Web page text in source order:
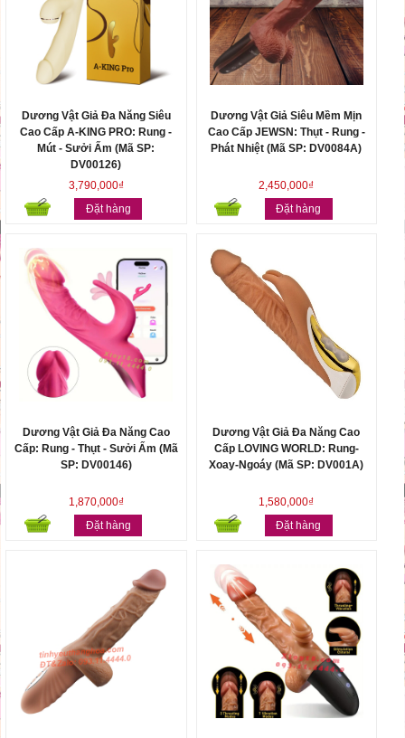
Dương Vật Giả Đa Năng Siêu
Cao Cấp A-KING PRO: Rung -
Mút - Sưởi Ấm (Mã SP:
DV00126)
3,790,000₫
Đặt hàng
Dương Vật Giả Siêu Mềm Mịn
Cao Cấp JEWSN: Thụt - Rung -
Phát Nhiệt (Mã SP: DV0084A)
2,450,000₫
Đặt hàng
Dương Vật Giả Đa Năng Cao
Cấp: Rung - Thụt - Sưởi Ấm (Mã
SP: DV00146)
1,870,000₫
Đặt hàng
Dương Vật Giả Đa Năng Cao
Cấp LOVING WORLD: Rung-
Xoay-Ngoáy (Mã SP: DV001A)
1,580,000₫
Đặt hàng